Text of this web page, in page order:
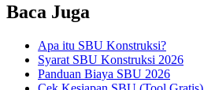
Baca Juga
Apa itu SBU Konstruksi?
Syarat SBU Konstruksi 2026
Panduan Biaya SBU 2026